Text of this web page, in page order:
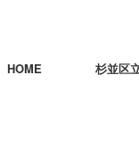
HOME 杉並区